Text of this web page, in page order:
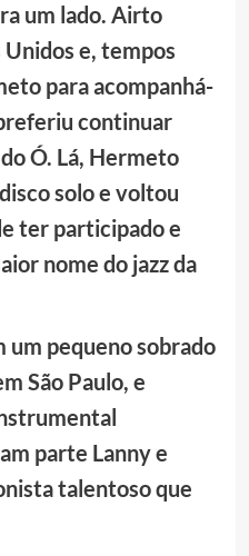
um lado. Airto
Unidos e, tempos
para acompanhá-
continuar
Ó. Lá, Hermeto
solo e voltou
ter participado e
nome do jazz da
um pequeno sobrado
São Paulo, e
parte Lanny e
talentoso que